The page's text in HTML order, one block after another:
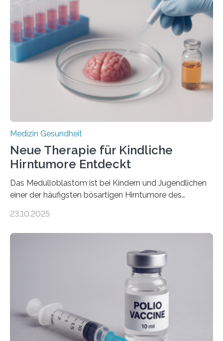
der Hypertrophen Kardiomyopathie (HCM) versagen
kann und wie sich durch eine Verringerung der
Herzbelastung und des oxidativen Stresses
Rhythmusstörungen reduzieren lassen. Würzburg. Die
hypertrophe Kardiomyopathie (HCM) ist die häufigste
erblich bedingte Herzerkrankung. Sie führt dazu, dass
sich die linke Herzkammer verdickt, der Herzmuskel zu
stark kontrahiert…
Medizin Gesundheit
Neue Therapie für Kindliche
Hirntumore Entdeckt
Das Medulloblastom ist bei Kindern und Jugendlichen
einer der häufigsten bösartigen Hirntumore des
Betroffenen können mit heutigen Methoden geheilt
Dringend benötigt werden zielgerichtete Therapien, die
nur Tumorschwachstellen angreifen und normales
Gewebe verschonen. Forschende um Daniel Merk vom
Hertie-Institut für klinische Hirnforschung am
Universitätsklinikum Tübingen haben eine solche
Schwachstelle im Erbgut einer Untergruppe des
Medulloblastoms gefunden. Die Wilhelm Sander-
Stiftung unterstützte das Projekt…
23.10.2025